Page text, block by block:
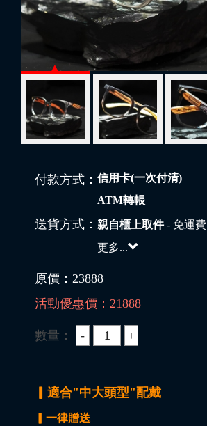
付款方式： 信用卡(一次付清)
ATM轉帳
送貨方式： 親自櫃上取件- 免運費
更多...
原價： 23888
活動優惠價： 21888
數量：
▎適合"中大頭型"配戴
▎一律贈送